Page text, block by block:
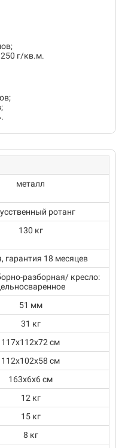
г/кв.м.
металл
ротанг
130 кг
гарантия 18 месяцев
разборная/ кресло:
51 мм
31 кг
117х112х72 см
112х102х58 см
163х6х6 см
12 кг
15 кг
8 кг